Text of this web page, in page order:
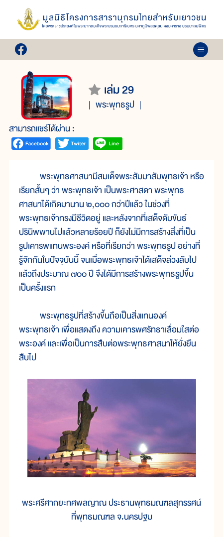
เล่ม 29
พระพุทธรูป
สามารถแชร์ได้ผ่าน :
พระพุทธศาสนามีสมเด็จพระสัมมาสัมพุทธเจ้า หรือ
เรียกสั้นๆ ว่า พระพุทธเจ้า เป็นพระศาสดา พระพุทธ
ศาสนาได้เกิดมานาน ๒,๐๐๐ กว่าปีแล้ว ในช่วงที่
พระพุทธเจ้าทรงมีชีวิตอยู่ และหลังจากที่เสด็จดับขันธ์
ปรินิพพานไปแล้วหลายร้อยปี ก็ยังไม่มีการสร้างสิ่งที่เป็น
รูปเคารพแทนพระองค์ หรือที่เรียกว่า พระพุทธรูป อย่างที่
รู้จักกันในปัจจุบันนี้ จนเมื่อพระพุทธเจ้าได้เสด็จล่วงลับไป
แล้วถึงประมาณ ๗๐๐ ปี จึงได้มีการสร้างพระพุทธรูปขึ้น
เป็นครั้งแรก
พระพุทธรูปที่สร้างขึ้นถือเป็นสิ่งแทนองค์
พระพุทธเจ้า เพื่อแสดงถึง ความเคารพศรัทธาเลื่อมใสต่อ
พระองค์ และเพื่อเป็นการสืบต่อพระพุทธศาสนาให้ยั่งยืน
สืบไป
พระศรีศากยะทศพลญาณ ประธานพุทธมณฑลสุทรรศน์
ที่พุทธมณฑล จ.นครปฐม